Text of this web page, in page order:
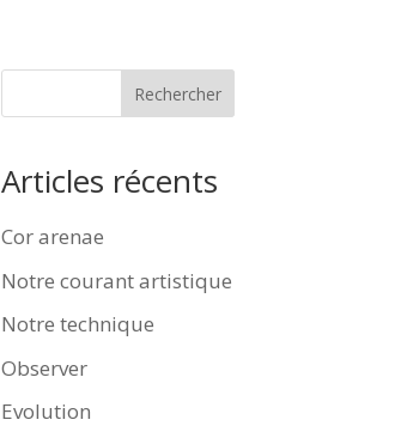
Rechercher
Articles récents
Cor arenae
Notre courant artistique
Notre technique
Observer
Evolution